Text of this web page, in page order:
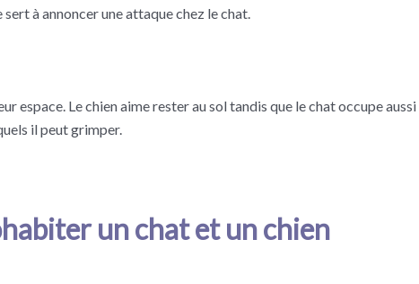
à annoncer une attaque chez le chat.
espace. Le chien aime rester au sol tandis que le chat occupe aussi
il peut grimper.
un chat et un chien